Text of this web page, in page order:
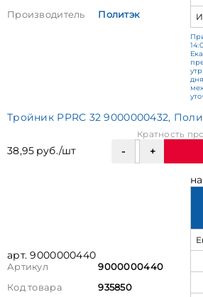
Производитель
Политэк
Тройник PPRC 32 9000000432,
38,95 руб./шт
Кратность
арт. 9000000440
Артикул
9000000440
Код товара
935850